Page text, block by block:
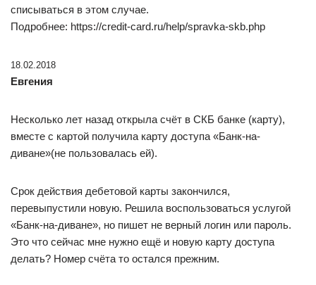
списываться в этом случае.
Подробнее: https://credit-card.ru/help/spravka-skb.php
18.02.2018
Евгения
Несколько лет назад открыла счёт в СКБ банке (карту),
вместе с картой получила карту доступа «Банк-на-
диване»(не пользовалась ей).
Срок действия дебетовой карты закончился,
перевыпустили новую. Решила воспользоваться услугой
«Банк-на-диване», но пишет не верный логин или пароль.
Это что сейчас мне нужно ещё и новую карту доступа
делать? Номер счёта то остался прежним.